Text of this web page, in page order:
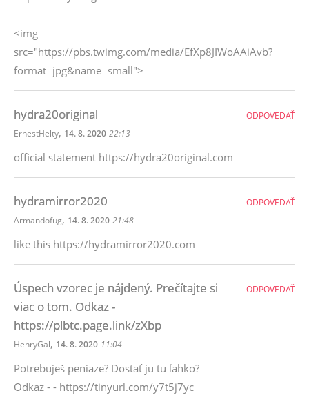
<img
src="https://pbs.twimg.com/media/EfXp8JIWoAAiAvb?
format=jpg&name=small">
hydra20original
ErnestHelty, 14. 8. 2020 22:13
official statement https://hydra20original.com
ODPOVEDAŤ
hydramirror2020
Armandofug, 14. 8. 2020 21:48
like this https://hydramirror2020.com
ODPOVEDAŤ
Úspech vzorec je nájdený. Prečítajte si
viac o tom. Odkaz -
https://plbtc.page.link/zXbp
HenryGal, 14. 8. 2020 11:04
Potrebuješ peniaze? Dostať ju tu ľahko?
Odkaz - - https://tinyurl.com/y7t5j7yc
ODPOVEDAŤ